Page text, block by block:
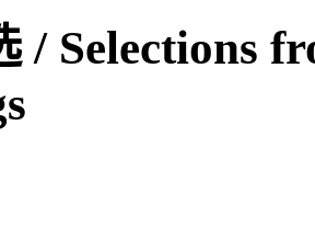
/ Selections